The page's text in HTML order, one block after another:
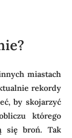
miastach
rekordy
by skojarzyć
którego
się broń. Tak